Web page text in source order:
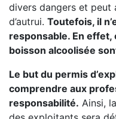
divers dangers et peut
d’autrui. Toutefois, il
responsable. En effet,
boisson alcoolisée
Le but du permis
comprendre aux
responsabilité. Ainsi,